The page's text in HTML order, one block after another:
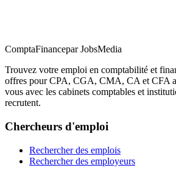
ComptaFinancepar JobsMedia
Trouvez votre emploi en comptabilité et
offres pour CPA, CGA, CMA, CA et CFA
vous avec les cabinets comptables et
recrutent.
Chercheurs d'emploi
Rechercher des emplois
Rechercher des employeurs